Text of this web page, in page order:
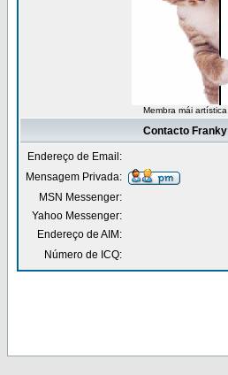
Membra mái artística
Contacto Franky
Endereço de Email:
Mensagem Privada:
MSN Messenger:
Yahoo Messenger:
Endereço de AIM:
Número de ICQ: